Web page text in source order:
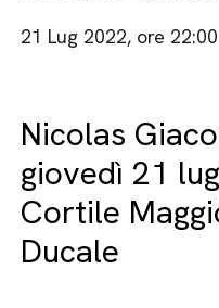
21 Lug 2022, ore 22:00
Nicolas
giovedì 21
Cortile
Ducale